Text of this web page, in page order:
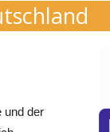
und der